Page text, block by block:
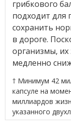
грибкового
подходит для
сохранить
в дороге.
организмы,
медленно
† Минимум 42
капсуле на
миллиардов
указанного